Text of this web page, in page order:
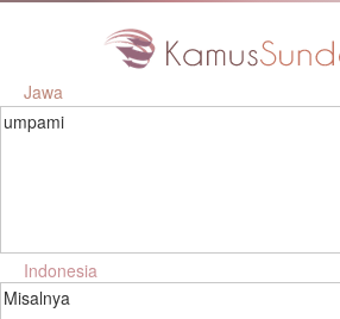
Jawa
umpami
Indonesia
Misalnya